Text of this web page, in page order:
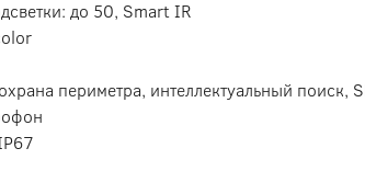
до 50, Smart IR
периметра, интеллектуальный поиск,